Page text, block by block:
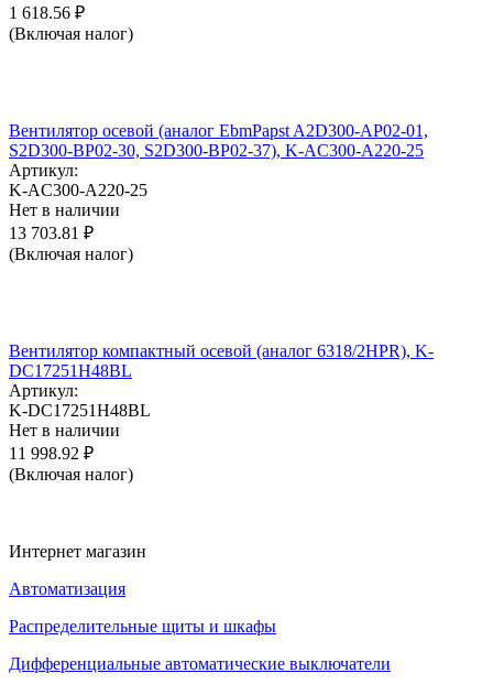
1 618.56 ₽
(Включая налог)
Вентилятор осевой (аналог EbmPapst A2D300-AP02-01,
S2D300-BP02-30, S2D300-BP02-37), K-AC300-A220-25
Артикул:
K-AC300-A220-25
Нет в наличии
13 703.81 ₽
(Включая налог)
Вентилятор компактный осевой (аналог 6318/2HPR), K-
DC17251H48BL
Артикул:
K-DC17251H48BL
Нет в наличии
11 998.92 ₽
(Включая налог)
Интернет магазин
Автоматизация
Распределительные щиты и шкафы
Дифференциальные автоматические выключатели